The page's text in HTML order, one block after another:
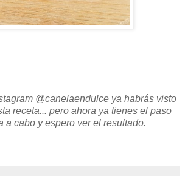
@canelaendulce ya habrás visto
receta... pero ahora ya tienes el paso
a cabo y espero ver el resultado.